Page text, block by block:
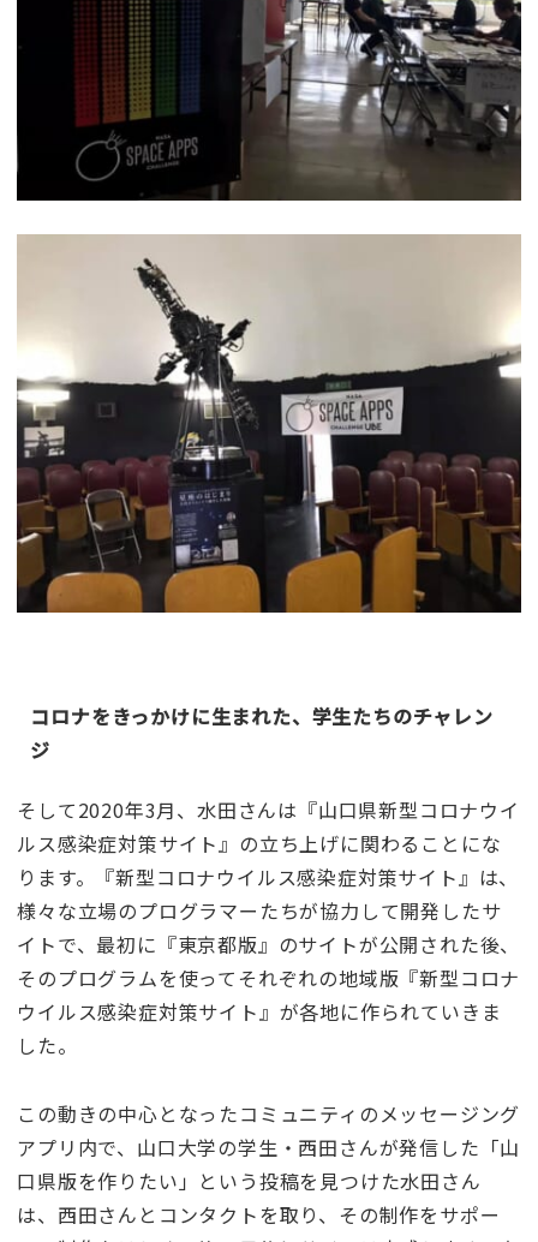
コロナをきっかけに生まれた、学生たちのチャレン
ジ
そして2020年3月、水田さんは『山口県新型コロナウイ
ルス感染症対策サイト』の立ち上げに関わることにな
ります。『新型コロナウイルス感染症対策サイト』は、
様々な立場のプログラマーたちが協力して開発したサ
イトで、最初に『東京都版』のサイトが公開された後、
そのプログラムを使ってそれぞれの地域版『新型コロナ
ウイルス感染症対策サイト』が各地に作られていきま
した。
この動きの中心となったコミュニティのメッセージング
アプリ内で、山口大学の学生・西田さんが発信した「山
口県版を作りたい」という投稿を見つけた水田さん
は、西田さんとコンタクトを取り、その制作をサポー